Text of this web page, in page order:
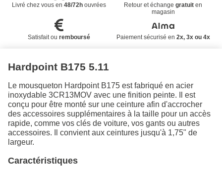
Livré chez vous en 48/72houvrées Retour et échangegratuit en
magasin
Satisfait ou remboursé Paiement sécurisé en 2x, 3x ou 4x
Hardpoint B175 5.11
Le mousqueton Hardpoint B175 est fabriqué en acier
inoxydable 3CR13MOV avec une finition peinte. Il est
conçu pour être monté sur une ceinture afin d'accrocher
des accessoires supplémentaires à la taille pour un accès
rapide, comme vos clés de voiture, vos gants ou autres
accessoires. Il convient aux ceintures jusqu'à 1,75" de
largeur.
Caractéristiques